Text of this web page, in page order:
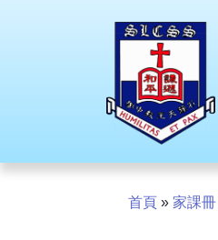
首頁 » 家課冊